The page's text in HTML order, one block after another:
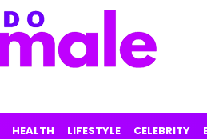
HEALTH LIFESTYLE CELEBRITY